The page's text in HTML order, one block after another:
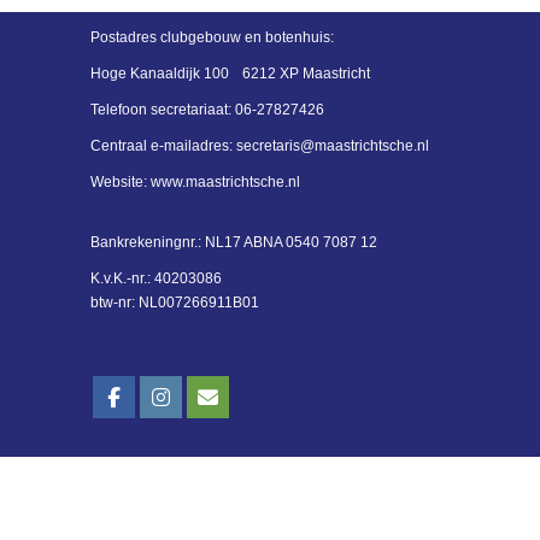
Postadres clubgebouw en botenhuis:
Hoge Kanaaldijk 100 6212 XP Maastricht
Telefoon secretariaat: 06-27827426
Centraal e-mailadres: siraterces@maastrichtsche.nl
Website: www.maastrichtsche.nl
Bankrekeningnr.: NL17 ABNA 0540 7087 12
K.v.K.-nr.: 40203086
btw-nr: NL007266911B01